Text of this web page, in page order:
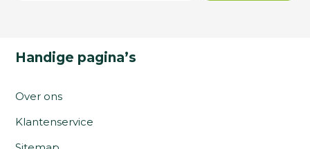
Handige pagina’s
Over ons
Klantenservice